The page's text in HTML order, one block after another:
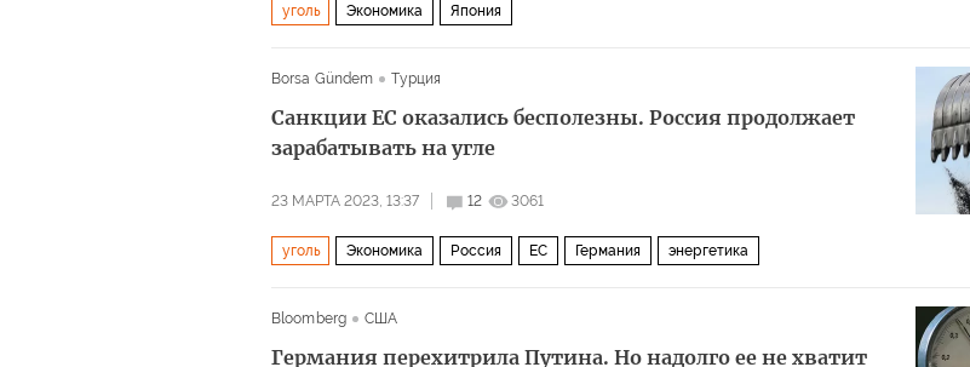
уголь Экономика Япония
Borsa Gündem Турция
Санкции ЕС оказались бесполезны. Россия продолжает
зарабатывать на угле
23 МАРТА 2023, 13:37 12 3061
уголь Экономика Россия ЕС Германия энергетика
Bloomberg США
Германия перехитрила Путина. Но надолго ее не хватит